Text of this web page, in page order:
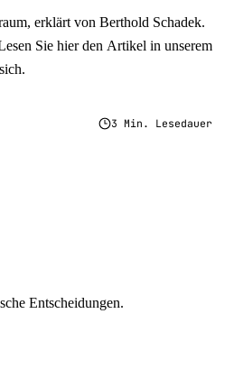
erklärt von Berthold Schadek.
Sie hier den Artikel in unserem
3 Min. Lesedauer
Entscheidungen.